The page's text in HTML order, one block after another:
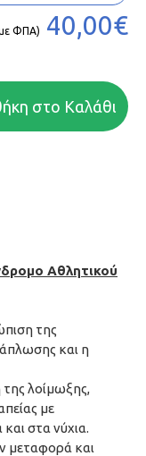
ΦΠΑ) 40,00€
στο Καλάθι
Αθλητικού
της
και η
λοίμωξης,
με
στα νύχια.
μεταφορά και